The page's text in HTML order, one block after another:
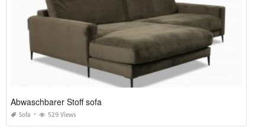
Abwaschbarer Stoff sofa
Sofa 529 Views